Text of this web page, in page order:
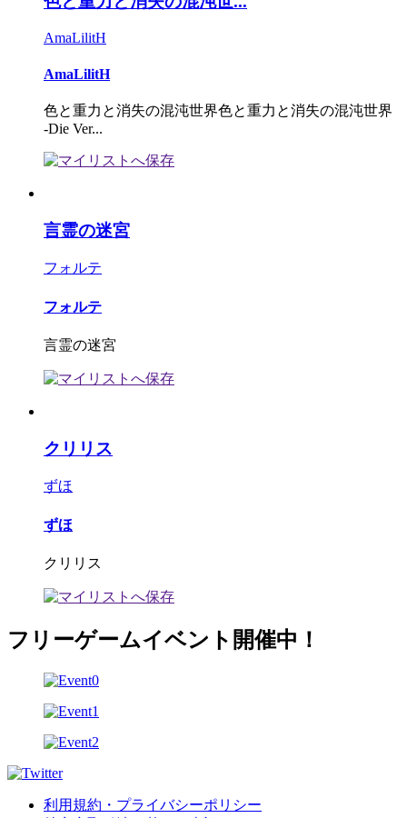
AmaLilitH
AmaLilitH
色と重力と消失の混沌世界色と重力と消失の混沌世界
-Die Ver...
言霊の迷宮
フォルテ
フォルテ
言霊の迷宮
クリリス
ずほ
ずほ
クリリス
フリーゲームイベント開催中！
利用規約・プライバシーポリシー